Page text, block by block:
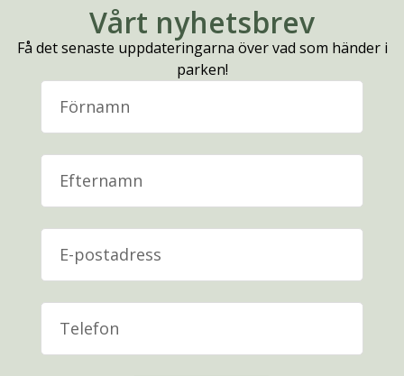
Vårt nyhetsbrev
Få det senaste uppdateringarna över vad som händer i
parken!